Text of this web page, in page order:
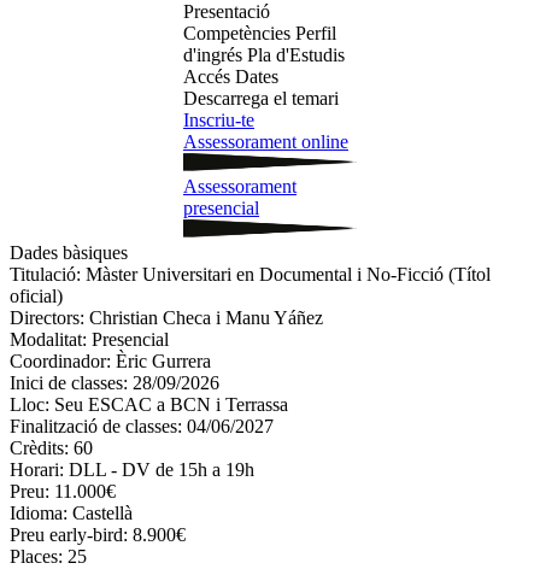
Presentació
Competències Perfil
d'ingrés Pla d'Estudis
Accés Dates
Descarrega el temari
Inscriu-te
Assessorament online
Assessorament
presencial
Dades bàsiques
Titulació: Màster Universitari en Documental i No-Ficció (Títol
oficial)
Directors: Christian Checa i Manu Yáñez
Modalitat: Presencial
Coordinador: Èric Gurrera
Inici de classes: 28/09/2026
Lloc: Seu ESCAC a BCN i Terrassa
Finalització de classes: 04/06/2027
Crèdits: 60
Horari: DLL - DV de 15h a 19h
Preu: 11.000€
Idioma: Castellà
Preu early-bird: 8.900€
Places: 25